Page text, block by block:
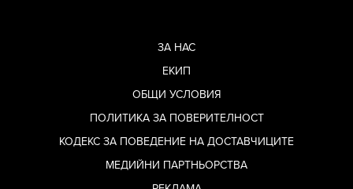
ЗА НАС
ЕКИП
ОБЩИ УСЛОВИЯ
ПОЛИТИКА ЗА ПОВЕРИТЕЛНОСТ
КОДЕКС ЗА ПОВЕДЕНИЕ НА ДОСТАВЧИЦИТЕ
МЕДИЙНИ ПАРТНЬОРСТВА